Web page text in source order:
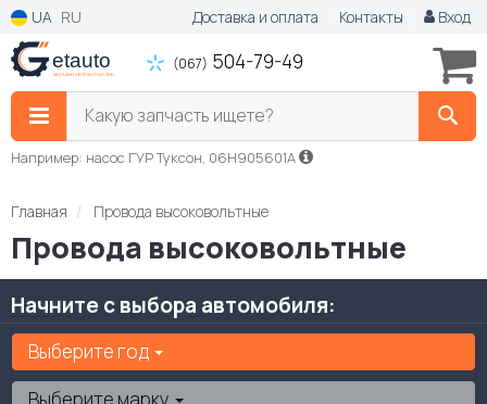
UA RU Доставка и оплата Контакты Вход
(067) 504-79-49
Какую запчасть ищете?
Например: насос ГУР Туксон, 06H905601A
Главная Провода высоковольтные
Провода высоковольтные
Начните с выбора автомобиля:
Выберите год